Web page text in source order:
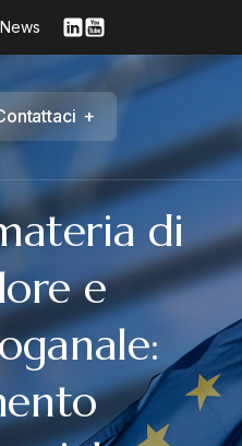
ontattaci +
di
e